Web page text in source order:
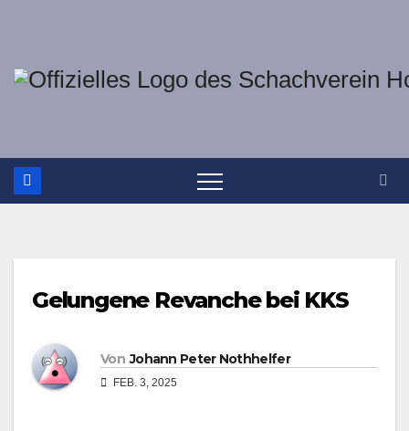
springen
Gelungene Revanche bei KKS
Von Johann Peter Nothhelfer
FEB. 3, 2025